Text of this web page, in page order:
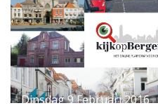
Dinsdag 9 Februari 2016